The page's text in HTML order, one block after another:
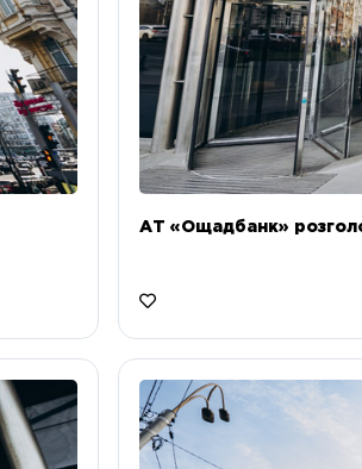
АТ «Ощадбанк»